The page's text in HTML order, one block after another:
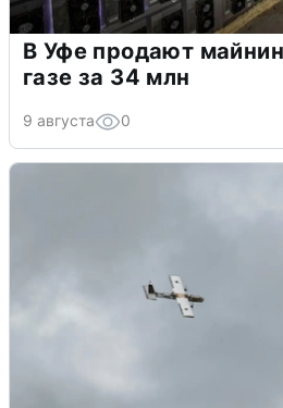
В Уфе продают
газе за 34 млн
9 августа 0